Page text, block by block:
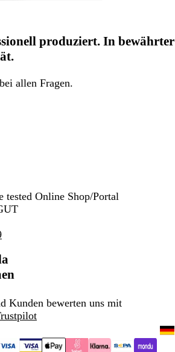
produziert. In bewährter
allen Fragen.
tested Online Shop/Portal
Kunden bewerten uns mit